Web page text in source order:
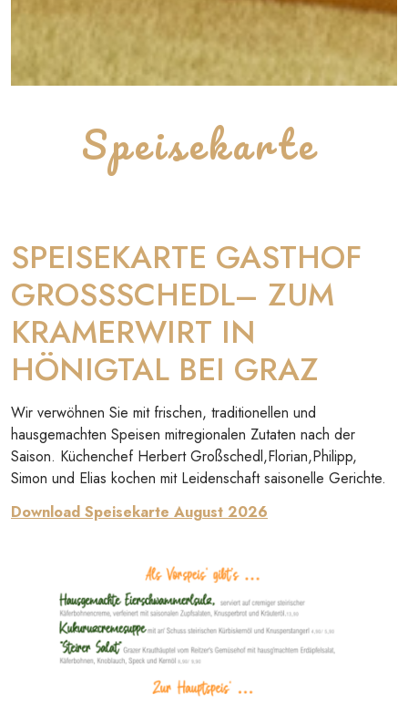
Speisekarte
SPEISEKARTE GASTHOF
GROSSSCHEDL– ZUM
KRAMERWIRT IN
HÖNIGTAL BEI GRAZ
Wir verwöhnen Sie mit frischen, traditionellen und
hausgemachten Speisen mitregionalen Zutaten nach der
Saison. Küchenchef Herbert Großschedl,Florian,Philipp,
Simon und Elias kochen mit Leidenschaft saisonelle Gerichte.
Download Speisekarte August 2026